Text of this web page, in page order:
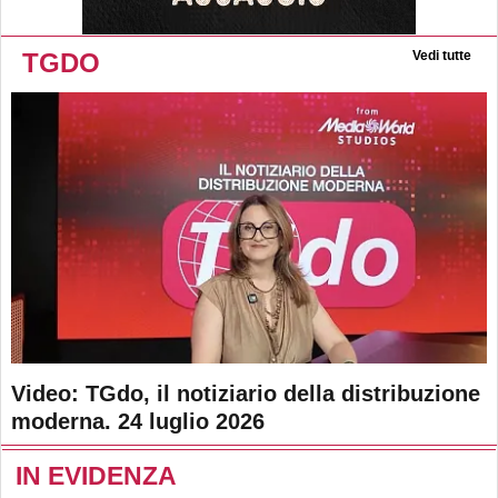
TGDO Vedi tutte
Video: TGdo, il notiziario della distribuzione
moderna. 24 luglio 2026
IN EVIDENZA